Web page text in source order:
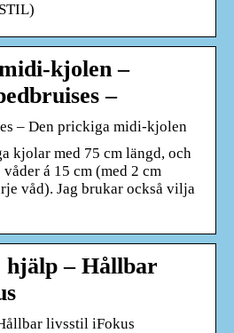
kjolen –
–
– Den prickiga midi-kjolen
kjolar med 75 cm längd, och
á 15 cm (med 2 cm
våd). Jag brukar också vilja
hjälp – Hållbar
livsstil iFokus